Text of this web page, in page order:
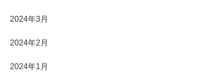
2024年3月
2024年2月
2024年1月